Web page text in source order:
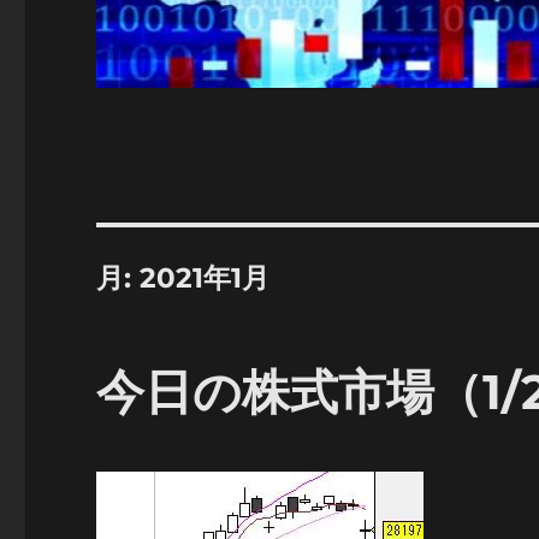
月:2021年1月
今日の株式市場（